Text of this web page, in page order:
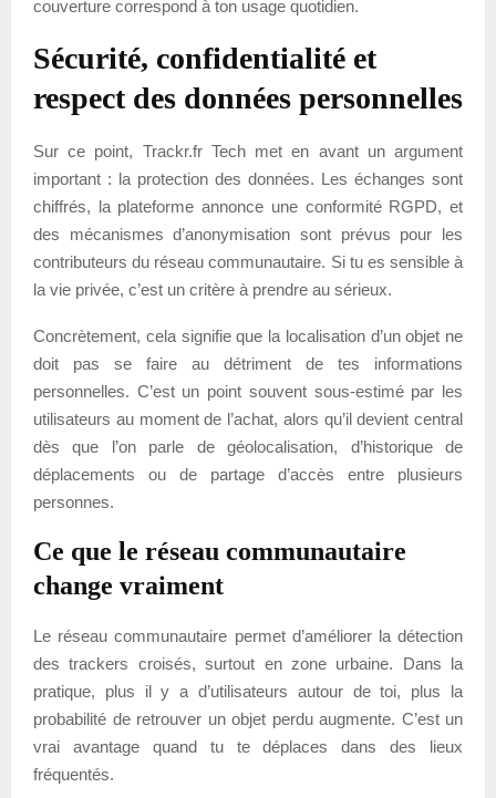
couverture correspond à ton usage quotidien.
Sécurité, confidentialité et
respect des données personnelles
Sur ce point, Trackr.fr Tech met en avant un argument
important : la protection des données. Les échanges sont
chiffrés, la plateforme annonce une conformité RGPD, et
des mécanismes d’anonymisation sont prévus pour les
contributeurs du réseau communautaire. Si tu es sensible à
la vie privée, c’est un critère à prendre au sérieux.
Concrètement, cela signifie que la localisation d’un objet ne
doit pas se faire au détriment de tes informations
personnelles. C’est un point souvent sous-estimé par les
utilisateurs au moment de l’achat, alors qu’il devient central
dès que l’on parle de géolocalisation, d’historique de
déplacements ou de partage d’accès entre plusieurs
personnes.
Ce que le réseau communautaire
change vraiment
Le réseau communautaire permet d’améliorer la détection
des trackers croisés, surtout en zone urbaine. Dans la
pratique, plus il y a d’utilisateurs autour de toi, plus la
probabilité de retrouver un objet perdu augmente. C’est un
vrai avantage quand tu te déplaces dans des lieux
fréquentés.